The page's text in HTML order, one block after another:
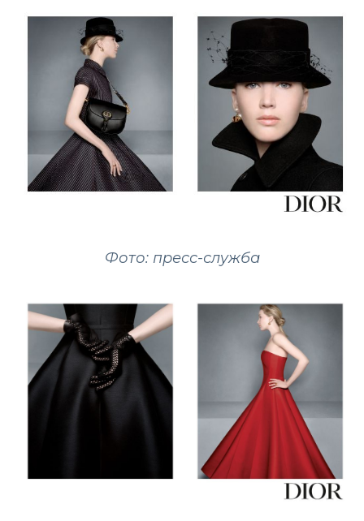
Фото: пресс-служба